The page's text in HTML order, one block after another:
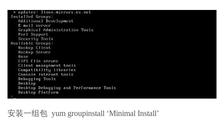
安装一组包 yum groupinstall ‘Minimal Install’